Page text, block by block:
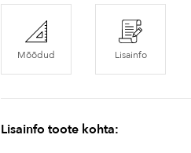
Mõõdud Lisainfo
Lisainfo toote kohta: